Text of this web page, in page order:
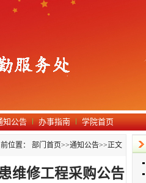
公告 办事指南 学院首页
位置： 部门首页>>通知公告>>正文
维修工程采购公告